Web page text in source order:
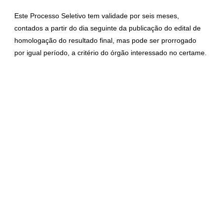
Este Processo Seletivo tem validade por seis meses,
contados a partir do dia seguinte da publicação do edital de
homologação do resultado final, mas pode ser prorrogado
por igual período, a critério do órgão interessado no certame.